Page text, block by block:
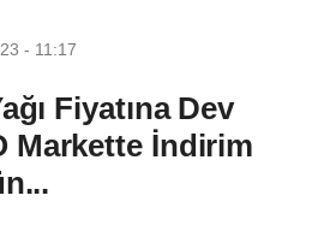
- 11:17
Fiyatına Dev
Markette İndirim